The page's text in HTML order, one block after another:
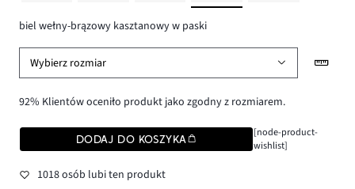
biel wełny-brązowy kasztanowy w paski
Wybierz rozmiar
92% Klientów oceniło produkt jako zgodny z rozmiarem.
DODAJ DO KOSZYKA
[node-product-
wishlist]
1018 osób lubi ten produkt